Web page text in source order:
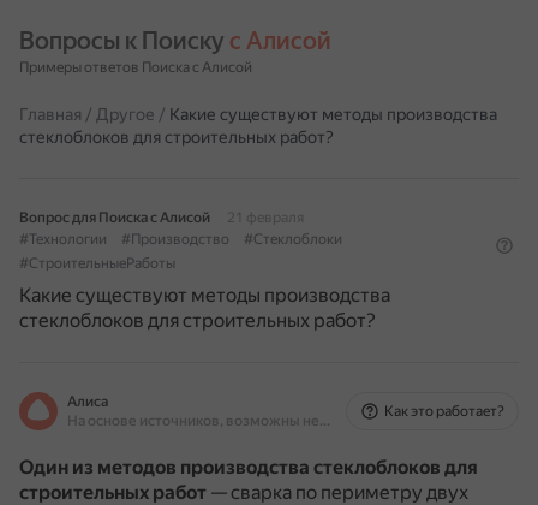
Вопросы к Поиску с Алисой
Примеры ответов Поиска с Алисой
Главная / Другое / Какие существуют методы производства
стеклоблоков для строительных работ?
Вопрос для Поиска с Алисой
21 февраля
#Технологии
#Производство
#Стеклоблоки
#СтроительныеРаботы
Какие существуют методы производства
стеклоблоков для строительных работ?
Алиса
На основе источников, возможны неточности
Как это работает?
Один из методов производства стеклоблоков для
строительных работ — сварка по периметру двух